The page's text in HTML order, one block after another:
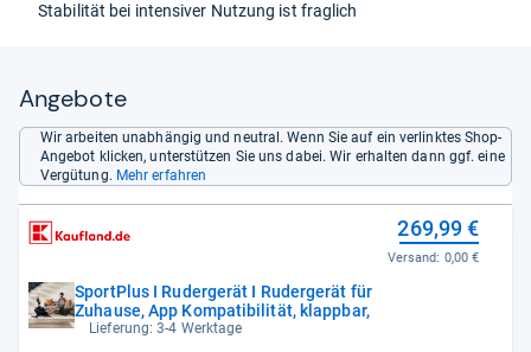
Stabilität bei intensiver Nutzung ist fraglich
Angebote
Wir arbeiten unabhängig und neutral. Wenn Sie auf ein verlinktes Shop-
Angebot klicken, unterstützen Sie uns dabei. Wir erhalten dann ggf. eine
Vergütung. Mehr erfahren
SportPlus I Rudergerät I Rudergerät für
Zuhause, App Kompatibilität, klappbar,
Lieferung: 3-4 Werktage
269,99 €
Versand: 0,00 €